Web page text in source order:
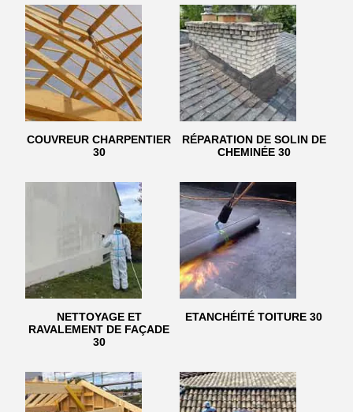
COUVREUR CHARPENTIER
30
RÉPARATION DE SOLIN DE
CHEMINÉE 30
NETTOYAGE ET
RAVALEMENT DE FAÇADE
30
ETANCHÉITÉ TOITURE 30